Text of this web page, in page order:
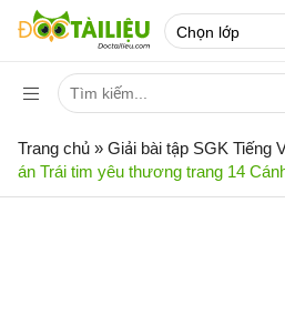
Trang chủ » Giải bài tập SGK Tiếng
án Trái tim yêu thương trang 14